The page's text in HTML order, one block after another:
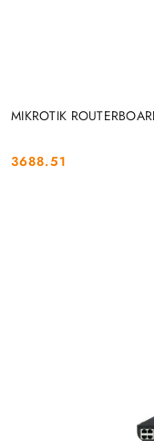
MIKROTIK
Cena:
3688.51